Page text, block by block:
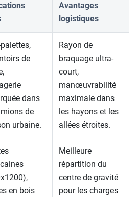
Avantages
logistiques
de
dans
de
urbaine.
Rayon de
braquage ultra-
court,
manœuvrabilité
maximale dans
les hayons et les
allées étroites.
en bois
Meilleure
répartition du
centre de gravité
pour les charges